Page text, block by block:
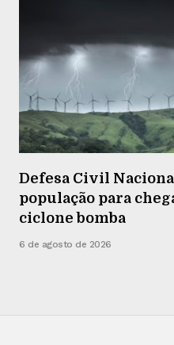
Defesa Civil
população para
ciclone bomba
6 de agosto de 2026